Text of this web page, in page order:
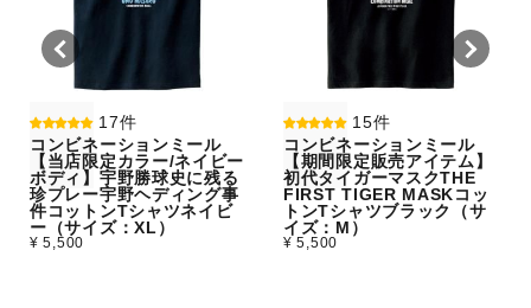
17件
コンビネーションミール
【当店限定カラー/ネイビー
ボディ】宇野勝球史に残る
珍プレー宇野ヘディング事
件コットンTシャツネイビ
ー（サイズ：XL）
¥ 5,500
15件
コンビネーションミール
【期間限定販売アイテム】
初代タイガーマスクTHE
FIRST TIGER MASKコッ
トンTシャツブラック（サ
イズ：M）
¥ 5,500